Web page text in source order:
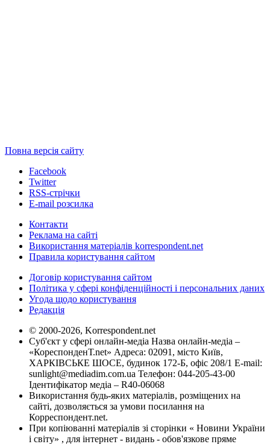
Повна версія сайту
Facebook
Twitter
RSS-стрічки
E-mail розсилка
Контакти
Реклама на сайті
Використання матеріалів korrespondent.net
Правила користування сайтом
Договір користування сайтом
Політика у сфері конфіденційності і персональних даних
Угода щодо користування
Редакція
© 2000-2026, Korrespondent.net
Суб'єкт у сфері онлайн-медіа Назва онлайн-медіа –
«КореспонденТ.net» Адреса: 02091, місто Київ,
ХАРКІВСЬКЕ ШОСЕ, будинок 172-Б, офіс 208/1 E-mail:
sunlight@mediadim.com.ua Телефон: 044-205-43-00
Ідентифікатор медіа – R40-06068
Використання будь-яких матеріалів, розміщених на
сайті, дозволяється за умови посилання на
Корреспондент.net.
При копіюванні матеріалів зі сторінки « Новини України
і світу» , для інтернет - видань - обов'язкове пряме